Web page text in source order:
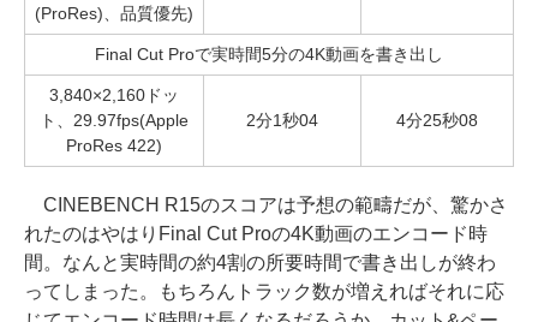
(ProRes)、品質優先)
Final Cut Proで実時間5分の4K動画を書き出し
3,840×2,160ドッ
ト、29.97fps(Apple
ProRes 422)
2分1秒04 4分25秒08
CINEBENCH R15のスコアは予想の範疇だが、驚かさ
れたのはやはりFinal Cut Proの4K動画のエンコード時
間。なんと実時間の約4割の所要時間で書き出しが終わ
ってしまった。もちろんトラック数が増えればそれに応